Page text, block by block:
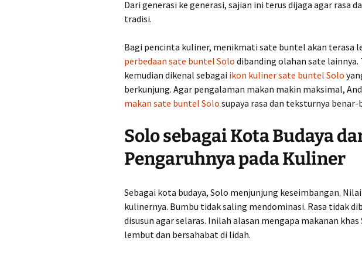
Dari generasi ke generasi, sajian ini terus dijaga agar rasa
tradisi.
Bagi pencinta kuliner, menikmati sate buntel akan terasa
perbedaan sate buntel Solo dibanding olahan sate
kemudian dikenal sebagai ikon kuliner sate buntel Solo
berkunjung. Agar pengalaman makan makin maksimal,
makan sate buntel Solo supaya rasa dan teksturnya
Solo sebagai Kota Budaya
Pengaruhnya pada Kuliner
Sebagai kota budaya, Solo menjunjung keseimbangan.
kulinernya. Bumbu tidak saling mendominasi. Rasa tidak
disusun agar selaras. Inilah alasan mengapa makanan
lembut dan bersahabat di lidah.